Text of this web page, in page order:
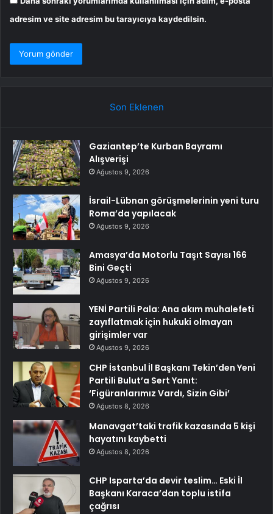
adresim ve site adresim bu tarayıcıya kaydedilsin.
Son Eklenen
Gaziantep’te Kurban Bayramı
Alışverişi
Ağustos 9, 2026
İsrail-Lübnan görüşmelerinin yeni turu
Roma’da yapılacak
Ağustos 9, 2026
Amasya’da Motorlu Taşıt Sayısı 166
Bini Geçti
Ağustos 9, 2026
YENİ Partili Pala: Ana akım muhalefeti
zayıflatmak için hukuki olmayan
girişimler var
Ağustos 9, 2026
CHP İstanbul İl Başkanı Tekin’den Yeni
Partili Bulut’a Sert Yanıt:
‘Figüranlarımız Vardı, Sizin Gibi’
Ağustos 8, 2026
Manavgat’taki trafik kazasında 5 kişi
hayatını kaybetti
Ağustos 8, 2026
CHP Isparta’da devir teslim… Eski İl
Başkanı Karaca’dan toplu istifa
çağrısı